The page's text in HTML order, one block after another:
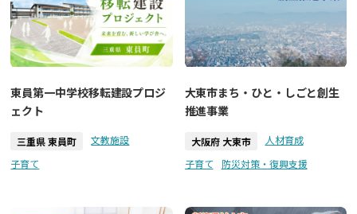
東員第一中学校移転建設プロジ
ェクト
三重県 東員町
文教施設
子育て
大東市まち・ひと・しごと創生
推進事業
大阪府 大東市
人材育成
子育て
防災対策・復興支援